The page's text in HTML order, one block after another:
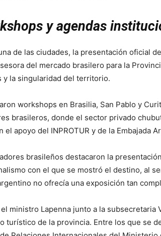
y agendas
de las ciudades, la presentación oficial
del mercado brasilero para la
y la singularidad del territorio.
workshops en Brasilia, San Pablo y
brasileros, donde el sector privado
el apoyo del INPROTUR y de la Embajada
brasileños destacaron la
con el que se mostró el destino, al
no ofrecía una exposición tan
ministro Lapenna junto a la
turístico de la provincia. Entre los que se